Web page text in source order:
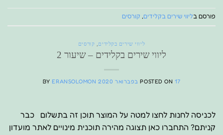
פורסם בליווי שירים בקלידים, קורסים
ליווי שירים בקלידים קורסים
ליווי שירים בקלידים – שיעור 2
POSTED ON17 בפברואר 2020 BY ERANSOLOMON
לכניסה לחנות לחצו למטה על המוצר תוכן זה בתשלום כבר
קניתם? התחברו כאן תצוגה מהירה תוכנית מינויים לאתר מועדון